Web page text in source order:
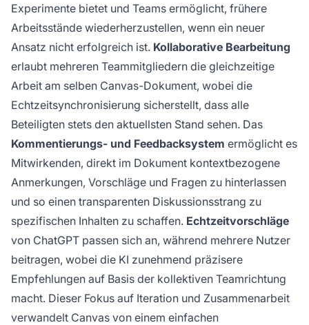
Experimente bietet und Teams ermöglicht, frühere
Arbeitsstände wiederherzustellen, wenn ein neuer
Ansatz nicht erfolgreich ist. Kollaborative Bearbeitung
erlaubt mehreren Teammitgliedern die gleichzeitige
Arbeit am selben Canvas-Dokument, wobei die
Echtzeitsynchronisierung sicherstellt, dass alle
Beteiligten stets den aktuellsten Stand sehen. Das
Kommentierungs- und Feedbacksystem ermöglicht es
Mitwirkenden, direkt im Dokument kontextbezogene
Anmerkungen, Vorschläge und Fragen zu hinterlassen
und so einen transparenten Diskussionsstrang zu
spezifischen Inhalten zu schaffen. Echtzeitvorschläge
von ChatGPT passen sich an, während mehrere Nutzer
beitragen, wobei die KI zunehmend präzisere
Empfehlungen auf Basis der kollektiven Teamrichtung
macht. Dieser Fokus auf Iteration und Zusammenarbeit
verwandelt Canvas von einem einfachen